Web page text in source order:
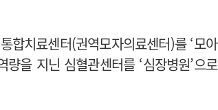
합치료센터(권역모자의료센터)를 ‘모아
을 지닌 심혈관센터를 ‘심장병원’으로